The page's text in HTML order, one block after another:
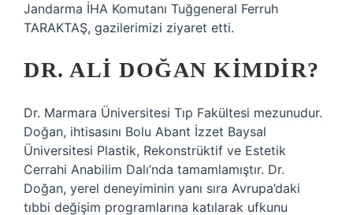
Jandarma İHA Komutanı Tuğgeneral Ferruh
TARAKTAŞ, gazilerimizi ziyaret etti.
DR. ALI DOĞAN KIMDIR?
Dr. Marmara Üniversitesi Tıp Fakültesi mezunudur.
Doğan, ihtisasını Bolu Abant İzzet Baysal
Üniversitesi Plastik, Rekonstrüktif ve Estetik
Cerrahi Anabilim Dalı’nda tamamlamıştır. Dr.
Doğan, yerel deneyiminin yanı sıra Avrupa’daki
tıbbi değişim programlarına katılarak ufkunu